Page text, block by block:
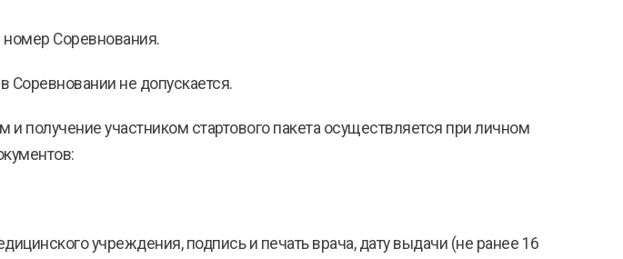
номер Соревнования.
Соревновании не допускается.
получение участником стартового пакета осуществляется при личном
учреждения, подпись и печать врача, дату выдачи (не ранее 16